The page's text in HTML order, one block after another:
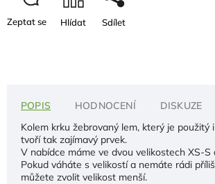
Zeptat se Hlídat Sdílet
POPIS HODNOCENÍ
DISKUZE
Kolem krku žebrovaný lem, který je použitý
tvoří tak zajímavý prvek.
V nabídce máme ve dvou velikostech XS-S
Pokud váháte s velikostí a nemáte rádi
můžete zvolit velikost menší.